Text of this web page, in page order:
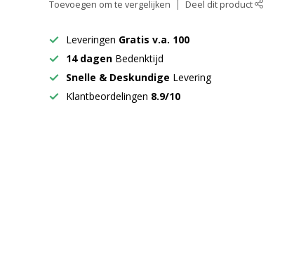
Toevoegen om te vergelijken Deel dit product
Leveringen Gratis v.a. 100
14 dagen Bedenktijd
Snelle & Deskundige Levering
Klantbeordelingen 8.9/10